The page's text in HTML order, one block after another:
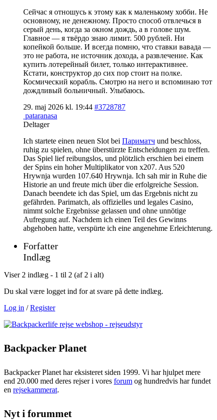
Сейчас я отношусь к этому как к маленькому хобби. Не
основному, не денежному. Просто способ отвлечься в
серый день, когда за окном дождь, а в голове шум.
Главное — я твёрдо знаю лимит. 500 рублей. Ни
копейкой больше. И всегда помню, что ставки вавада —
это не работа, не источник дохода, а развлечение. Как
купить лотерейный билет, только интерактивнее.
Кстати, конструктор до сих пор стоит на полке.
Космический корабль. Смотрю на него и вспоминаю тот
дождливый больничный. Улыбаюсь.
29. maj 2026 kl. 19:44 #3728787
pataranasa
Deltager
Ich startete einen neuen Slot bei Париматч und beschloss,
ruhig zu spielen, ohne überstürzte Entscheidungen zu treffen.
Das Spiel lief reibungslos, und plötzlich erschien bei einem
der Spins ein hoher Multiplikator von x207. Aus 520
Hrywnja wurden 107.640 Hrywnja. Ich sah mir in Ruhe die
Historie an und freute mich über die erfolgreiche Session.
Danach beendete ich das Spiel, um das Ergebnis nicht zu
gefährden. Parimatch, als offizielles und legales Casino,
nimmt solche Ergebnisse gelassen und ohne unnötige
Aufregung auf. Nachdem ich einen Teil des Gewinns
abgehoben hatte, verspürte ich eine angenehme Erleichterung.
Forfatter
Indlæg
Viser 2 indlæg - 1 til 2 (af 2 i alt)
Du skal være logget ind for at svare på dette indlæg.
Log in /Register
Backpacker Planet
Backpacker Planet har eksisteret siden 1999. Vi har hjulpet mere
end 20.000 med deres rejser i vores forum og hundredvis har fundet
en rejsekammerat.
Nyt i forummet